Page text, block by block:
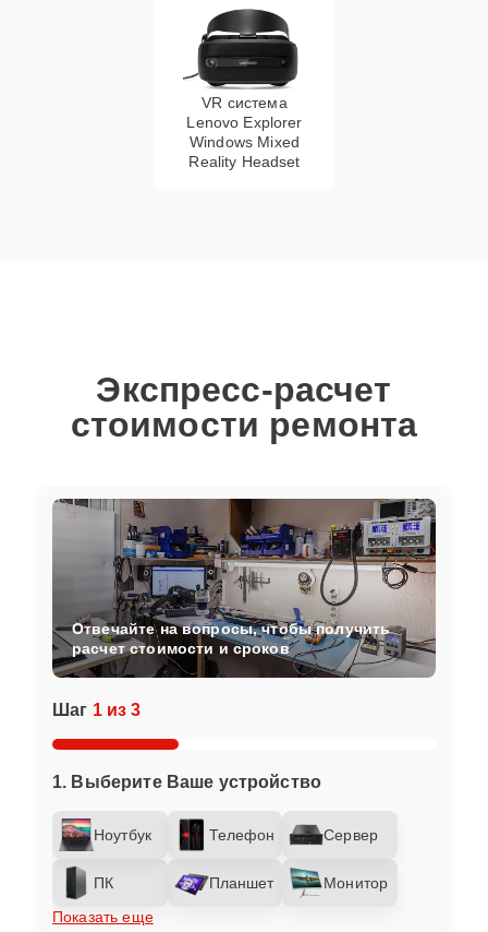
VR система
Lenovo Explorer
Windows Mixed
Reality Headset
Экспресс-расчет
стоимости ремонта
Шаг 1 из 3
1. Выберите Ваше устройство
Ноутбук Телефон Сервер
ПК Планшет
Монитор
Показать еще
Отвечайте на вопросы, чтобы получить
расчет стоимости и сроков